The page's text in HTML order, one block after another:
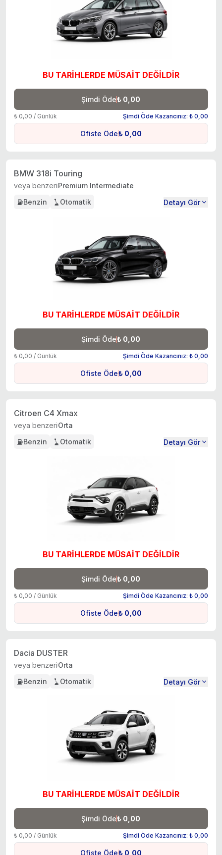
BU TARİHLERDE MÜSAİT DEĞİLDİR
Şimdi Öde₺ 0,00
₺ 0,00 / Günlük Şimdi Öde Kazancınız: ₺ 0,00
Ofiste Öde₺ 0,00
BMW 318i Touring
veya benzeriPremium Intermediate
Benzin
Otomatik Detayı Gör
BU TARİHLERDE MÜSAİT DEĞİLDİR
Şimdi Öde₺ 0,00
₺ 0,00 / Günlük Şimdi Öde Kazancınız: ₺ 0,00
Ofiste Öde₺ 0,00
Citroen C4 Xmax
veya benzeriOrta
Benzin
Otomatik Detayı Gör
BU TARİHLERDE MÜSAİT DEĞİLDİR
Şimdi Öde₺ 0,00
₺ 0,00 / Günlük Şimdi Öde Kazancınız: ₺ 0,00
Ofiste Öde₺ 0,00
Dacia DUSTER
veya benzeriOrta
Benzin
Otomatik Detayı Gör
BU TARİHLERDE MÜSAİT DEĞİLDİR
Şimdi Öde₺ 0,00
₺ 0,00 / Günlük Şimdi Öde Kazancınız: ₺ 0,00
Ofiste Öde₺ 0,00